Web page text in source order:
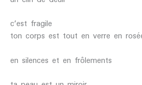
c’est fragile
ton corps est tout en verre en
en silences et en frôlements